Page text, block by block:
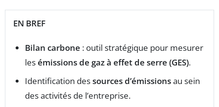
EN BREF
Bilan carbone : outil stratégique pour mesurer
lesémissions de gaz à effet de serre (GES).
Identification dessources d’émissionsau sein
des activités de l’entreprise.